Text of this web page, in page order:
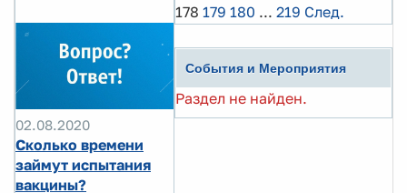
02.08.2020
Сколько времени
займут испытания
вакцины?
178 179 180 ... 219 След.
События и Мероприятия
Раздел не найден.